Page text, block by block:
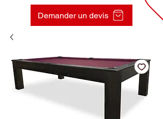
Demander un devis